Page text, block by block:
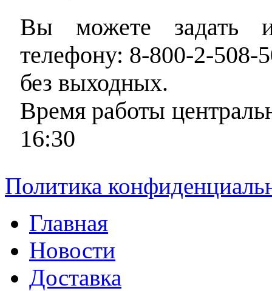
Вы можете задать
телефону: 8-800-2-508-
без выходных.
Время работы
16:30
Политика
Главная
Новости
Доставка